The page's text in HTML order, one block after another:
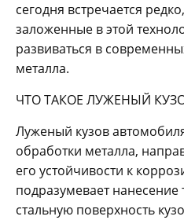
сегодня встречается
заложенные в этой
развиваться в
металла.
ЧТО ТАКОЕ ЛУЖЕНЫЙ
Луженый кузов
обработки металла,
его устойчивости к
подразумевает нанесение
стальную поверхность